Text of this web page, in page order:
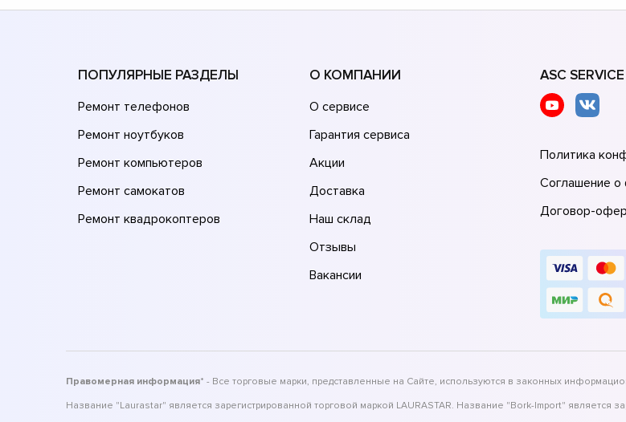
ПОПУЛЯРНЫЕ РАЗДЕЛЫ
Ремонт телефонов
Ремонт ноутбуков
Ремонт компьютеров
Ремонт самокатов
Ремонт квадрокоптеров
О КОМПАНИИ
О сервисе
Гарантия сервиса
Акции
Доставка
Наш склад
Отзывы
Вакансии
ASC
Политика
Соглашение о
Договор-
Правомерная информация* - Все торговые марки, представленные на Сайте, используются в законных
Название "Laurastar" является зарегистрированной торговой маркой LAURASTAR. Название "Bork-Import" является